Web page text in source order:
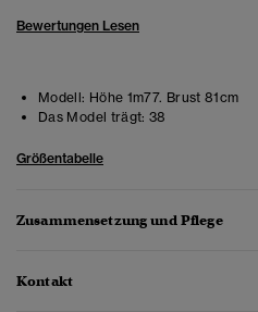
Bewertungen Lesen
Modell: Höhe 1m77. Brust 81cm
Das Model trägt: 38
Größentabelle
Zusammensetzung und Pflege
Kontakt